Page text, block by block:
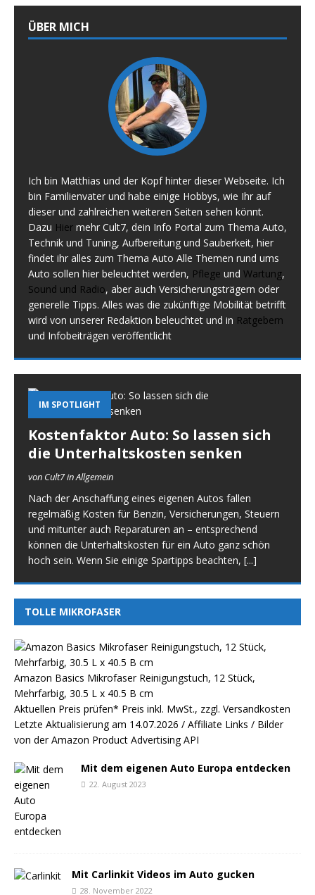
ÜBER MICH
Ich bin Matthias und der Kopf hinter dieser Webseite. Ich
bin Familienvater und habe einige Hobbys, wie Ihr auf
dieser und zahlreichen weiteren Seiten sehen könnt.
Dazu Hier mehr Cult7, dein Info Portal zum Thema Auto,
Technik und Tuning, Aufbereitung und Sauberkeit, hier
findet ihr alles zum Thema Auto Alle Themen rund ums
Auto sollen hier beleuchtet werden, Pflege und Wartung,
Sound und Radio, aber auch Versicherungsträgern oder
generelle Tipps. Alles was die zukünftige Mobilität betrifft
wird von unserer Redaktion beleuchtet und in Ratgebern
und Infobeiträgen veröffentlicht
IM SPOTLIGHT
Kostenfaktor Auto: So lassen sich
die Unterhaltskosten senken
von Cult7 in Allgemein
Nach der Anschaffung eines eigenen Autos fallen
regelmäßig Kosten für Benzin, Versicherungen, Steuern
und mitunter auch Reparaturen an – entsprechend
können die Unterhaltskosten für ein Auto ganz schön
hoch sein. Wenn Sie einige Spartipps beachten, [...]
TOLLE MIKROFASER
Amazon Basics Mikrofaser Reinigungstuch, 12 Stück,
Mehrfarbig, 30.5 L x 40.5 B cm
Aktuellen Preis prüfen* Preis inkl. MwSt., zzgl. Versandkosten
Letzte Aktualisierung am 14.07.2026 / Affiliate Links / Bilder
von der Amazon Product Advertising API
Mit dem eigenen Auto Europa entdecken
22. August 2023
Mit Carlinkit Videos im Auto gucken
28. November 2022